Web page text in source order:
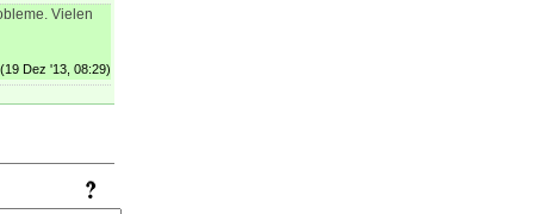
Vielen
(19 Dez '13, 08:29)